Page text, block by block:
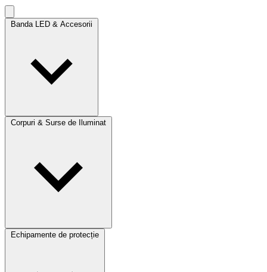
Banda LED & Accesorii
Corpuri & Surse de Iluminat
Echipamente de protecție